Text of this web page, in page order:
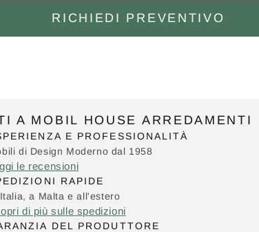
RICHIEDI PREVENTIVO
A MOBIL HOUSE ARREDAMENTI
E PROFESSIONALITÀ
di Design Moderno dal 1958
le recensioni
RAPIDE
a Malta e all'estero
di più sulle spedizioni
DEL PRODUTTORE